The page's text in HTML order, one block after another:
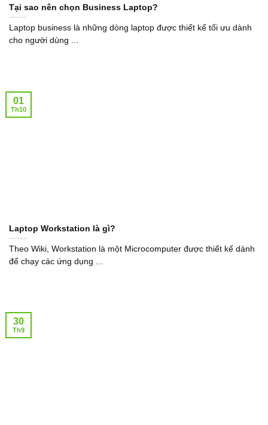
Tại sao nên chọn Business Laptop?
Laptop business là những dòng laptop được thiết kế tối ưu dành
cho người dùng ...
Laptop Workstation là gì?
Theo Wiki, Workstation là một Microcomputer được thiết kế dành
để chạy các ứng dụng ...
01
Th10
30
Th9